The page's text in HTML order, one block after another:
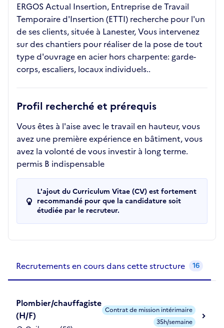
ERGOS Actual Insertion, Entreprise de Travail
Temporaire d'Insertion (ETTI) recherche pour l'un
de ses clients, située à Lanester, Vous intervenez
sur des chantiers pour réaliser de la pose de tout
type d'ouvrage en acier hors charpente: garde-
corps, escaliers, locaux individuels..
Profil recherché et prérequis
Vous êtes à l'aise avec le travail en hauteur, vous
avez une première expérience en bâtiment, vous
avez la volonté de vous investir à long terme.
permis B indispensable
L'ajout du Curriculum Vitae (CV) est fortement
recommandé pour que la candidature soit
étudiée par le recruteur.
Recrutements en cours dans cette structure 16
Plombier/chauffagiste
(H/F)
Contrat de mission intérimaire
35h/semaine